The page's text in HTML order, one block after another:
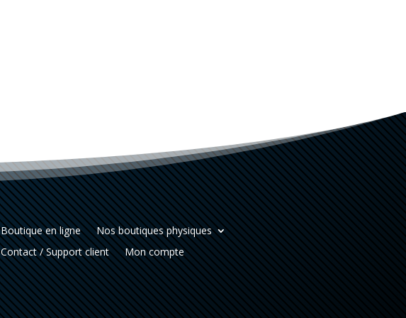
Boutique en ligne
Nos boutiques physiques
Contact / Support client
Mon compte